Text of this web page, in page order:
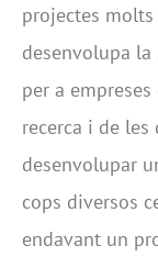
projectes molts
desenvolupa
per a
recerca i de
desenvolupar
cops diversos
endavant un